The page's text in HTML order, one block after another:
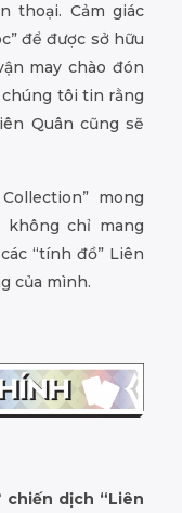
thoại. Cảm giác
để được sở hữu
may chào đón
tôi tin rằng
Quân cũng sẽ
mong
không chỉ mang
“tính đồ” Liên
của mình.
dịch “Liên